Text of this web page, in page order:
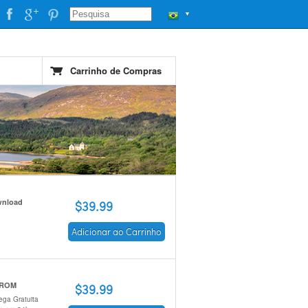
▼
Carrinho de Compras
$39.99
Adicionar ao Carrinho
Gratuita
$39.99